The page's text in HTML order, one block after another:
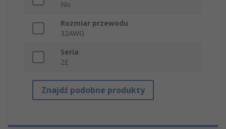
No
Rozmiar przewodu
32AWG
Seria
2E
Znajdź podobne produkty